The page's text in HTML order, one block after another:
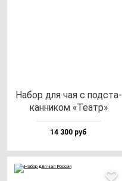
Набор для чая с под­ста­
кан­ни­ком «Театр»
14 300 руб